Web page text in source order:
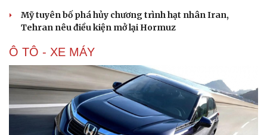
Mỹ tuyên bố phá hủy chương trình hạt nhân Iran,
Tehran nêu điều kiện mở lại Hormuz
Ô TÔ - XE MÁY